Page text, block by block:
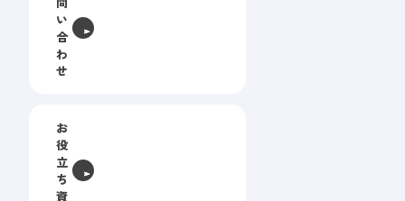
い
合
わ
せ
お
役
立
ち
資